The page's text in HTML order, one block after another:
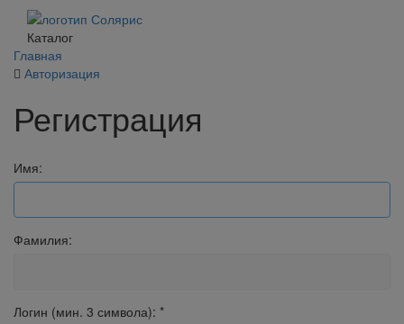
Каталог
Главная
Авторизация
Регистрация
Имя:
Фамилия:
Логин (мин. 3 символа): *